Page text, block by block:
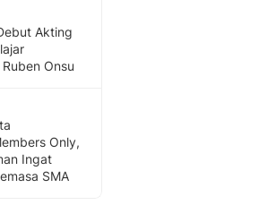
Akting
Onsu
Only,
Ingat
SMA